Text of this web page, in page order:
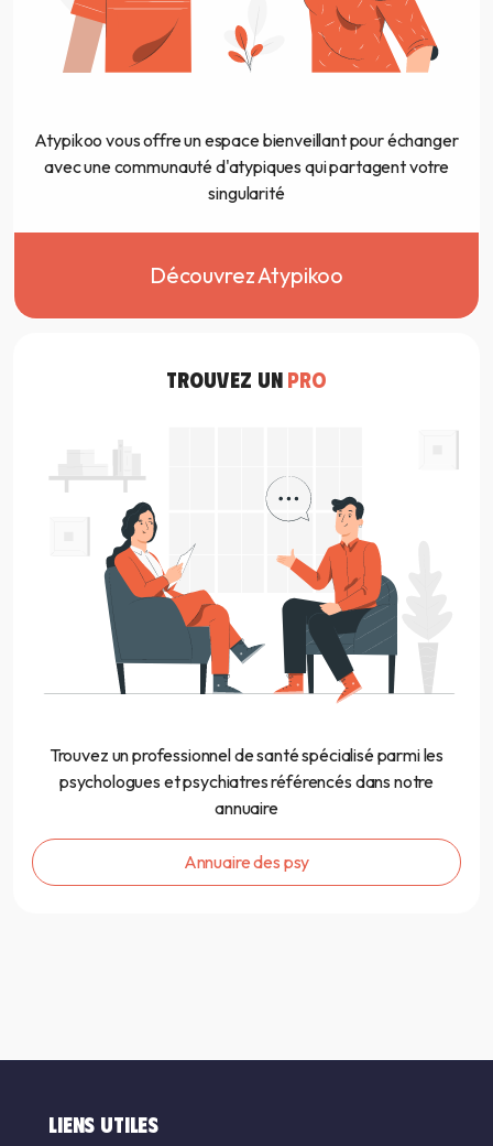
Atypikoo vous offre un espace bienveillant pour échanger
avec une communauté d'atypiques qui partagent votre
singularité
Découvrez Atypikoo
TROUVEZ UN PRO
Trouvez un professionnel de santé spécialisé parmi les
psychologues et psychiatres référencés dans notre
annuaire
Annuaire des psy
LIENS UTILES